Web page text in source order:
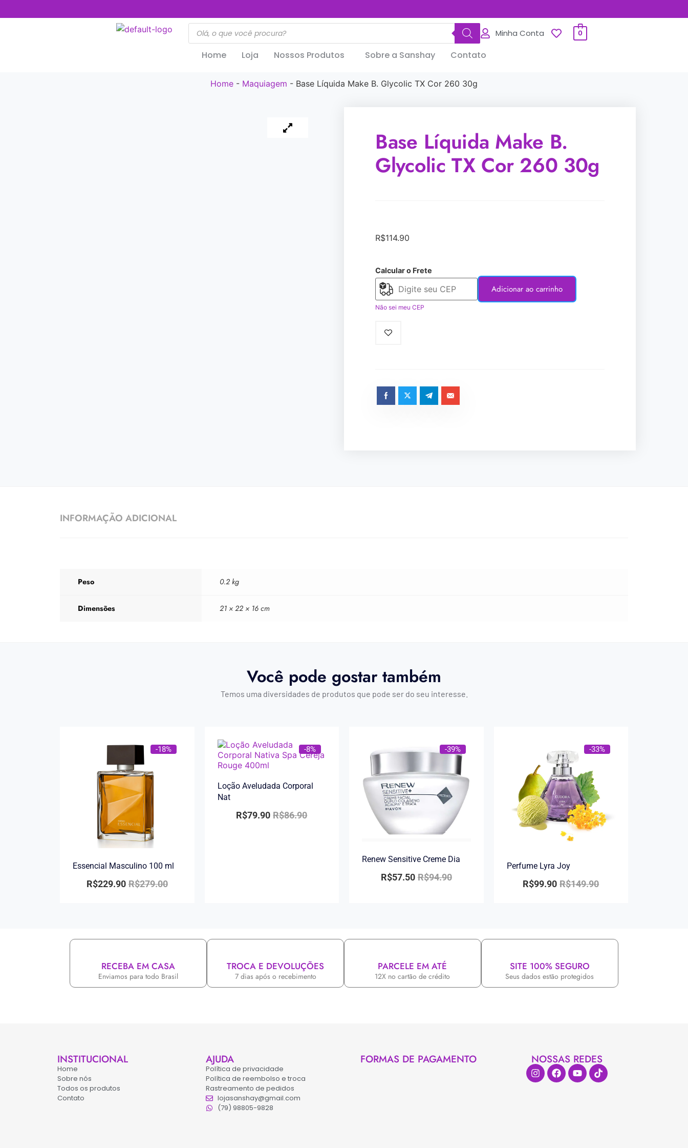
Minha Conta 0
Home Loja Nossos Produtos Sobre a Sanshay Contato
Home - Maquiagem - Base Líquida Make B. Glycolic TX Cor 260 30g
Base Líquida Make B.
Glycolic TX Cor 260 30g
R$114.90
Calcular o Frete
Não sei meu CEP
Adicionar ao carrinho
INFORMAÇÃO ADICIONAL
Peso 0.2 kg
Dimensões 21 × 22 × 16 cm
Você pode gostar também
Temos uma diversidades de produtos que pode ser do seu interesse.
-18%
Essencial Masculino 100 ml
R$279.00
R$229.90
-8%
Loção Aveludada Corporal
Nat
R$86.90
R$79.90
-39%
Renew Sensitive Creme Dia
R$94.90
R$57.50
-33%
Perfume Lyra Joy
R$149.90
R$99.90
RECEBA EM CASA
Enviamos para todo Brasil
TROCA E DEVOLUÇÕES
7 dias após o recebimento
PARCELE EM ATÉ
12X no cartão de crédito
SITE 100% SEGURO
Seus dados estão protegidos
INSTITUCIONAL
Home
Sobre nós
Todos os produtos
Contato
AJUDA
Política de privacidade
Política de reembolso e troca
Rastreamento de pedidos
lojasanshay@gmail.com
(79) 98805-9828
FORMAS DE PAGAMENTO NOSSAS REDES